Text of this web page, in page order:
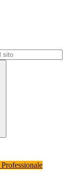
Professionale